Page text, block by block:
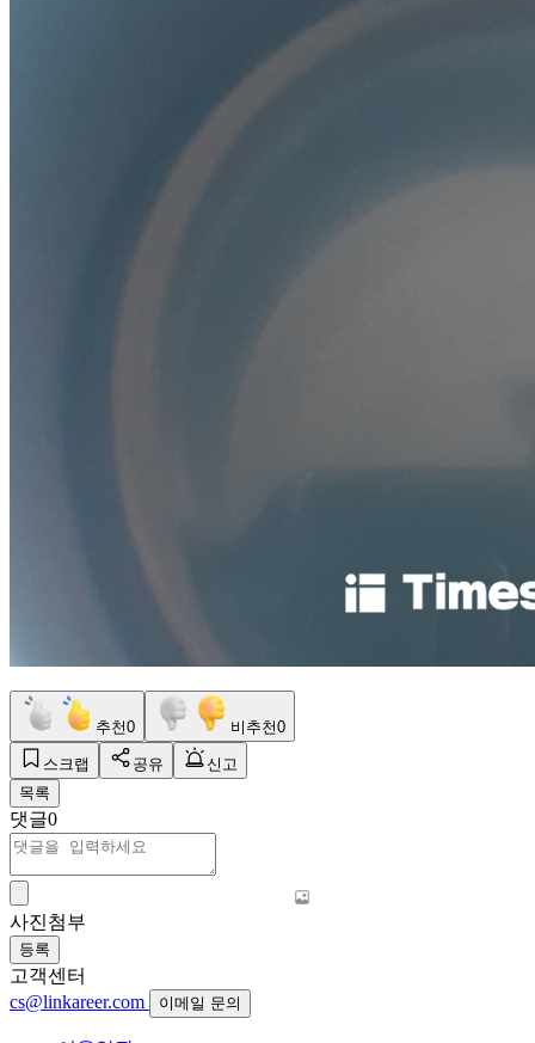
추천0 비추천0
스크랩 공유
신고
목록
댓글0
사진첨부
등록
고객센터
cs@linkareer.com
이메일 문의